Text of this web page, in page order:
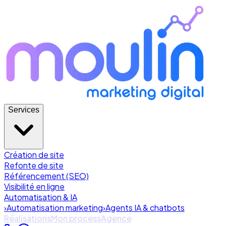
Services
Création de site
Refonte de site
Référencement (SEO)
Visibilité en ligne
Automatisation & IA
›Automatisation marketing›Agents IA & chatbots
RéalisationsMon processAgence